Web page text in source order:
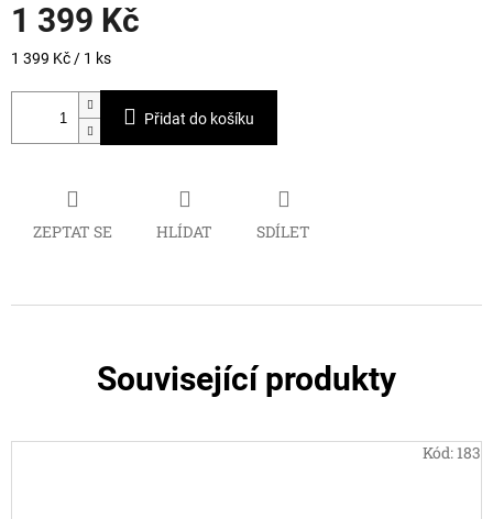
1 399 Kč
Měrná
1 399 Kč / 1 ks
Přidat do košíku
ZEPTAT SE HLÍDAT SDÍLET
Související produkty
Kód: 183